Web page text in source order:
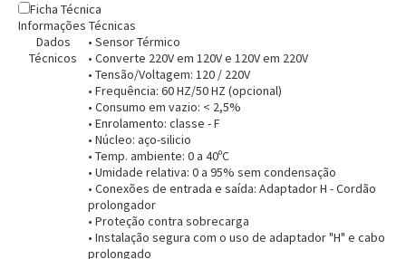
Ficha Técnica
Informações Técnicas
Dados
Técnicos
• Sensor Térmico
• Converte 220V em 120V e 120V em 220V
• Tensão/Voltagem: 120 / 220V
• Frequência: 60 HZ/50 HZ (opcional)
• Consumo em vazio: < 2,5%
• Enrolamento: classe - F
• Núcleo: aço-silicio
• Temp. ambiente: 0 a 40ºC
• Umidade relativa: 0 a 95% sem condensação
• Conexões de entrada e saída: Adaptador H - Cordão
prolongador
• Proteção contra sobrecarga
• Instalação segura com o uso de adaptador "H" e cabo
prolongado